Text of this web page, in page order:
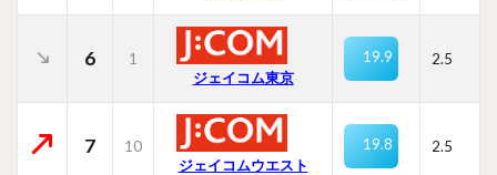
6
1
ジェイコム東京
19.9 2.5
7
10
ジェイコムウエスト
19.8 2.5